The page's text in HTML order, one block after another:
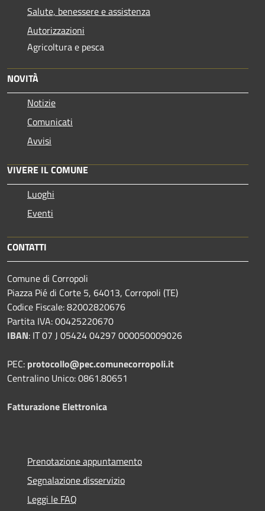
Salute, benessere e assistenza
Autorizzazioni
Agricoltura e pesca
NOVITÀ
Notizie
Comunicati
Avvisi
VIVERE IL COMUNE
Luoghi
Eventi
CONTATTI
Comune di Corropoli
Piazza Pié di Corte 5, 64013, Corropoli (TE)
Codice Fiscale: 82002820676
Partita IVA: 00425220670
IBAN: IT 07 J 05424 04297 000050009026
PEC: protocollo@pec.comunecorropoli.it
Centralino Unico: 0861.80651
Fatturazione Elettronica
Prenotazione appuntamento
Segnalazione disservizio
Leggi le FAQ